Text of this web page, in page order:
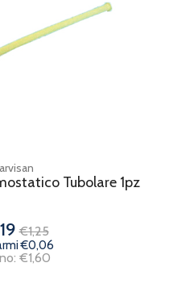
Tubolare 1pz
€1,25
€0,06
€1,60